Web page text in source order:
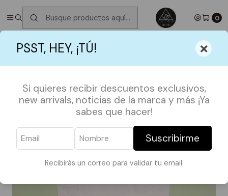
PSST, HEY, ¡TÚ! ×
Si quieres recibir descuentos exclusivos,
new arrivals, noticias de la marca y más ¡Ya
sabes que hacer!
Suscribirme
Recibirás un correo para validar tu email.
0
✮ ⋆ ˚｡𖦹 ⋆｡°✩Próximos Despachos martes 11 de Agosto
⋆｡°✩
TOTE BAGS